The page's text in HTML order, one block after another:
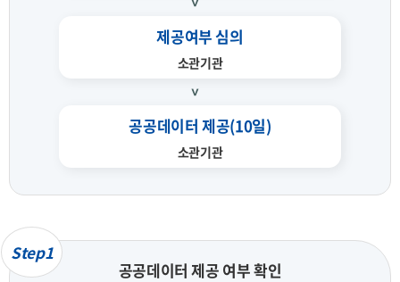
제공여부 심의
소관기관
공공데이터 제공(10일)
소관기관
Step1
공공데이터 제공 여부 확인